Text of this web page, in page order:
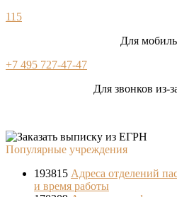
115
Для
+7 495 727-47-47
Для звонков из-
Популярные учреждения
193815 Адреса отделений
и время работы